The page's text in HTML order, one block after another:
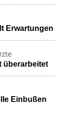
Erwartungen
überarbeitet
Einbußen